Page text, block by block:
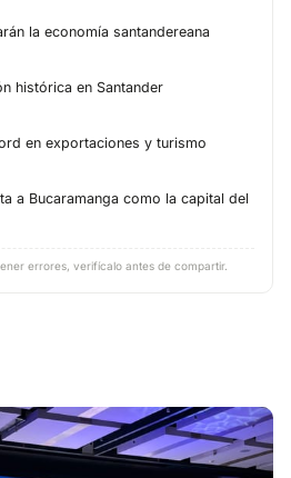
la economía santandereana
histórica en Santander
en exportaciones y turismo
a Bucaramanga como la capital del
errores, verifícalo antes de compartir.